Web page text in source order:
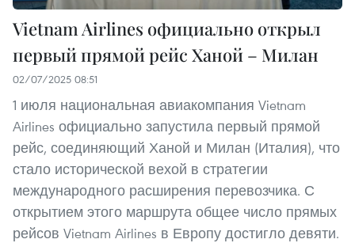
Vietnam Airlines официально открыл
первый прямой рейс Ханой – Милан
02/07/2025 08:51
1 июля национальная авиакомпания Vietnam
Airlines официально запустила первый прямой
рейс, соединяющий Ханой и Милан (Италия), что
стало исторической вехой в стратегии
международного расширения перевозчика. С
открытием этого маршрута общее число прямых
рейсов Vietnam Airlines в Европу достигло девяти.